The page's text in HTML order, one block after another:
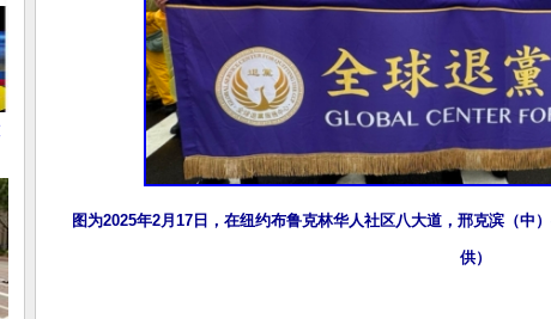
图为2025年2月17日，在纽约布鲁克林华人社区八大道，邢克滨（中
供）